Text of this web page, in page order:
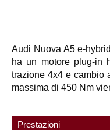
Audi Nuova A5 e-
ha un motore plug-in
trazione 4x4 e cambio
massima di 450 Nm
Prestazioni